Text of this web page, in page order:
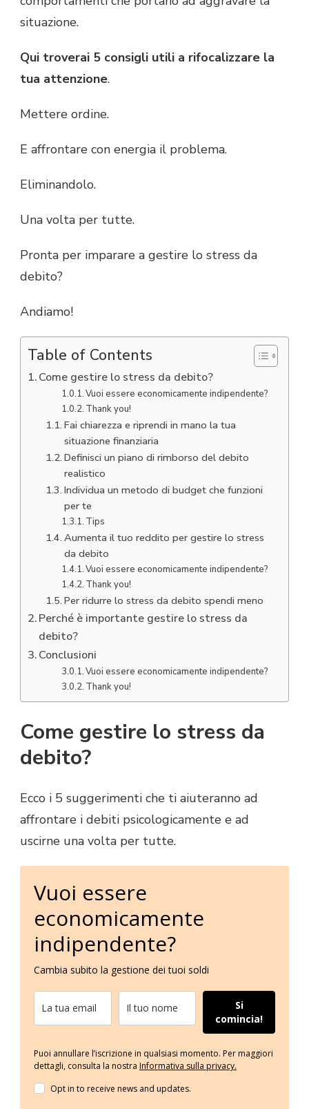
situazione.
Qui troverai 5 consigli utili a rifocalizzare la
tua attenzione.
Mettere ordine.
E affrontare con energia il problema.
Eliminandolo.
Una volta per tutte.
Pronta per imparare a gestire lo stress da
debito?
Andiamo!
Table of Contents
Come gestire lo stress da debito?
Vuoi essere economicamente indipendente?
Thank you!
Fai chiarezza e riprendi in mano la tua
situazione finanziaria
Definisci un piano di rimborso del debito
realistico
Individua un metodo di budget che funzioni
per te
Tips
Aumenta il tuo reddito per gestire lo stress
da debito
Vuoi essere economicamente indipendente?
Thank you!
Per ridurre lo stress da debito spendi meno
Perché è importante gestire lo stress da
debito?
Conclusioni
Vuoi essere economicamente indipendente?
Thank you!
Come gestire lo stress da
debito?
Ecco i 5 suggerimenti che ti aiuteranno ad
affrontare i debiti psicologicamente e ad
uscirne una volta per tutte.
Vuoi essere
economicamente
indipendente?
Cambia subito la gestione dei tuoi soldi
Si
comincia!
Puoi annullare l’iscrizione in qualsiasi momento. Per maggiori
dettagli, consulta la nostra Informativa sulla privacy.
Opt in to receive news and updates.